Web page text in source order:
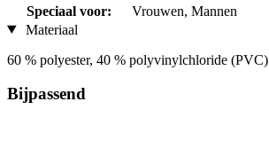
Speciaal voor:
Vrouwen, Mannen
Materiaal
60 % polyester, 40 % polyvinylchloride (PVC)
Bijpassend